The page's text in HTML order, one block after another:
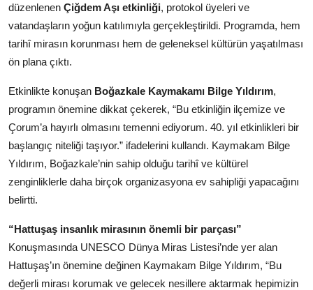
Sivil Toplum Kuruluşları
Kamu Kurumları ve Üst Kurullar
düzenlenen Çiğdem Aşı etkinliği, protokol üyeleri ve
vatandaşların yoğun katılımıyla gerçekleştirildi. Programda, hem
tarihî mirasın korunması hem de geleneksel kültürün yaşatılması
ön plana çıktı.
Etkinlikte konuşan Boğazkale Kaymakamı Bilge Yıldırım,
programın önemine dikkat çekerek, “Bu etkinliğin ilçemize ve
Çorum’a hayırlı olmasını temenni ediyorum. 40. yıl etkinlikleri bir
başlangıç niteliği taşıyor.” ifadelerini kullandı. Kaymakam Bilge
Yıldırım, Boğazkale’nin sahip olduğu tarihî ve kültürel
zenginliklerle daha birçok organizasyona ev sahipliği yapacağını
belirtti.
“Hattuşaş insanlık mirasının önemli bir parçası”
Konuşmasında UNESCO Dünya Miras Listesi’nde yer alan
Hattuşaş’ın önemine değinen Kaymakam Bilge Yıldırım, “Bu
değerli mirası korumak ve gelecek nesillere aktarmak hepimizin